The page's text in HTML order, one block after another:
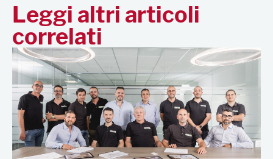
Leggi altri articoli
correlati